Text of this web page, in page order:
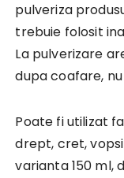
pulveriza
trebuie folosit
La pulverizare
dupa coafare,
Poate fi utilizat
drept, cret,
varianta 150 ml,